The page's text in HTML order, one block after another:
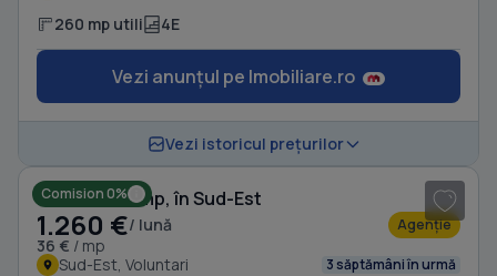
260 mp utili 4E
Vezi anunțul pe Imobiliare.ro
Vezi istoricul prețurilor
Comision 0%
Birou, de 35 mp, în Sud-Est
1.260 €/ lună
36 € / mp
Agenție
Sud-Est, Voluntari 3 săptămâni în urmă